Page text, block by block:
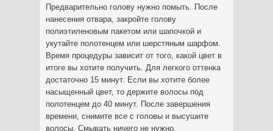
Предварительно голову нужно помыть. После
нанесения отвара, закройте голову
полиэтиленовым пакетом или шапочкой и
укутайте полотенцем или шерстяным шарфом.
Время процедуры зависит от того, какой цвет в
итоге вы хотите получить. Для легкого оттенка
достаточно 15 минут. Если вы хотите более
насыщенный цвет, то держите волосы под
полотенцем до 40 минут. После завершения
времени, снимите все с головы и высушите
волосы. Смывать ничего не нужно.